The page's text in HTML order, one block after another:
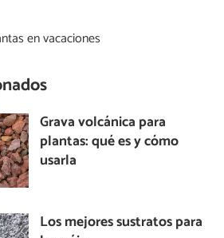
en vacaciones
Grava volcánica para
plantas: qué es y cómo
usarla
Los mejores sustratos para